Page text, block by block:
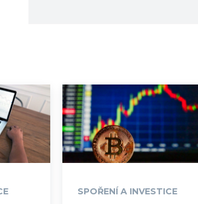
SPOŘENÍ A INVESTICE